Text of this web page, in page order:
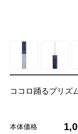
ココロ踊るプリズ
本体価格